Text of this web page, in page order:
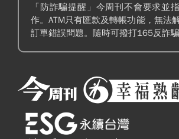
「防詐騙提醒」今周刊不會要求並
作。ATM只有匯款及轉帳功能，無法
訂單錯誤問題。隨時可撥打165反詐騙